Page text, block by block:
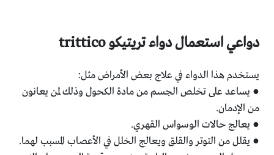
دواعي استعمال دواء تريتيكو trittico
يستخدم هذا الدواء في علاج بعض الأمراض مثل:
● يساعد على تخلص الجسم من مادة الكحول وذلك لمن يعانون
من الإدمان.
● يعالج حالات الوسواس القهري.
● يقلل من التوتر والقلق ويعالج الخلل في الأعصاب المسبب لهما.